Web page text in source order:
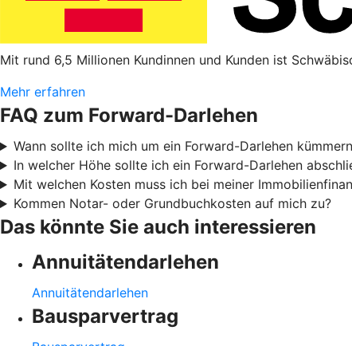
Mit rund 6,5 Millionen Kundinnen und Kunden ist
Mehr erfahren
FAQ zum Forward-Darlehen
Wann sollte ich mich um ein Forward-Darlehen
In welcher Höhe sollte ich ein Forward-Darlehen
Mit welchen Kosten muss ich bei meiner
Kommen Notar- oder Grundbuchkosten auf mich zu?
Das könnte Sie auch interessieren
Annuitätendarlehen
Annuitätendarlehen
Bausparvertrag